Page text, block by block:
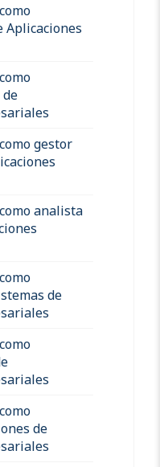
Aplicaciones
gestor
analista
de
de